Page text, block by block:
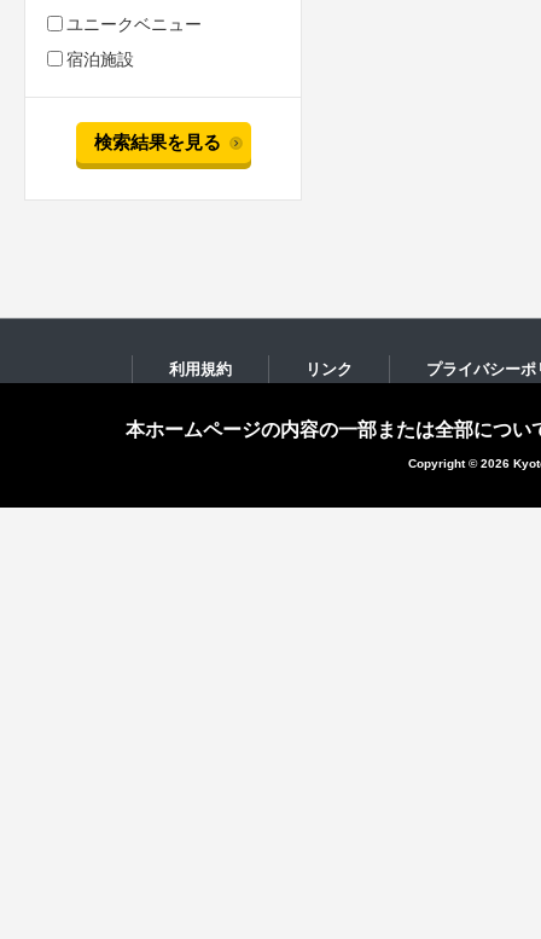
ユニークベニュー
宿泊施設
検索結果を見る
利用規約 リンク プライバシーポ
本ホームページの内容の一部または全部につ
Copyright © 2026